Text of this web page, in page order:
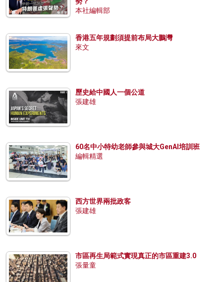
本社編輯部
香港五年規劃須提前布局大鵬灣
來文
歷史給中國人一個公道
張建雄
60名中小特幼老師參與城大GenAI培訓班
編輯精選
西方世界兩批政客
張建雄
市區再生局範式實現真正的市區重建3.0
張量童